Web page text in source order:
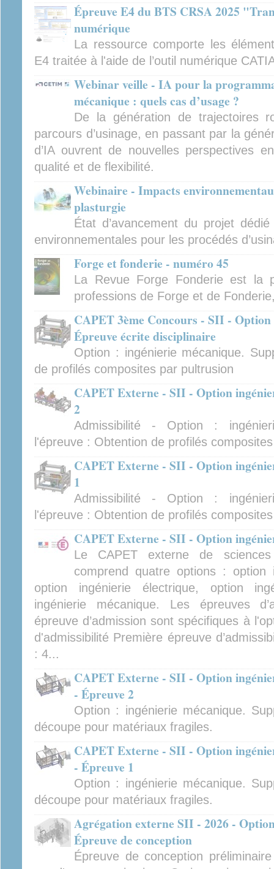
Épreuve E4 du BTS CRSA 2025
numérique
La ressource comporte les
E4 traitée à l'aide de l’outil numérique
Webinar veille - IA pour la
mécanique : quels cas d’usage ?
De la génération de trajectoires
parcours d’usinage, en passant par la
d’IA ouvrent de nouvelles perspectives
qualité et de flexibilité.
Webinaire - Impacts
plasturgie
État d’avancement du projet
environnementales pour les procédés
Forge et fonderie - numéro 45
La Revue Forge Fonderie est la
professions de Forge et de
CAPET 3ème Concours - SII -
Épreuve écrite disciplinaire
Option : ingénierie mécanique.
de profilés composites par pultrusion
CAPET Externe - SII - Option
2
Admissibilité - Option :
l'épreuve : Obtention de profilés
CAPET Externe - SII - Option
1
Admissibilité - Option :
l'épreuve : Obtention de profilés
CAPET Externe - SII - Option
Le CAPET externe de
comprend quatre options : option
option ingénierie électrique, option
ingénierie mécanique. Les épreuves
épreuve d’admission sont spécifiques à
d'admissibilité Première épreuve
: 4...
CAPET Externe - SII - Option
- Épreuve 2
Option : ingénierie mécanique.
découpe pour matériaux fragiles.
CAPET Externe - SII - Option
- Épreuve 1
Option : ingénierie mécanique.
découpe pour matériaux fragiles.
Agrégation externe SII - 2026 -
Épreuve de conception
Épreuve de conception